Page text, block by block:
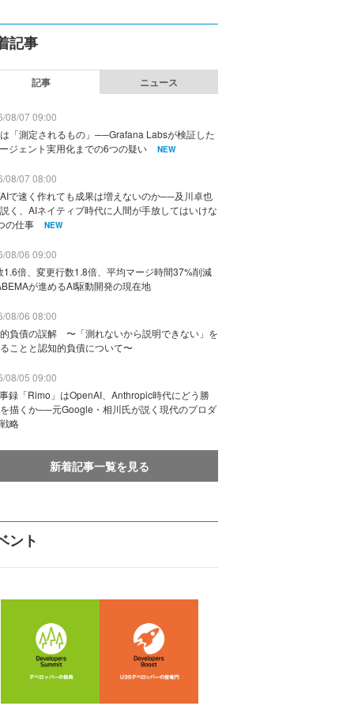
記事
記事 ニュース
08/07 09:00
「測定されるもの」──Grafana Labsが検証した
ジェント実用化までの6つの疑い
NEW
08/07 08:00
で速く作れても成果は増えないのか──及川卓也
く、AIネイティブ時代に人間が手放してはいけな
の仕事
NEW
08/06 09:00
1.6倍、変更行数1.8倍、平均マージ時間37%削減
が進めるAI駆動開発の現在地
08/06 08:00
負債の誤解 〜「測れないから説明できない」を
ことと認知的負債について〜
08/05 09:00
録「Rimo」はOpenAI、Anthropic時代にどう勝
描くか──元Google・相川氏が説く現代のプロダ
略
新着記事一覧を見る
ント